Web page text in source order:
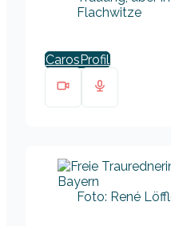
Flachwitze
Caros
Foto: René